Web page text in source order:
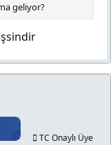
geliyor?
TC Onaylı Üye